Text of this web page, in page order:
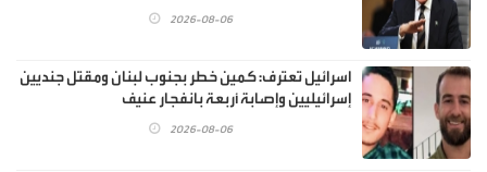
2026-08-06
اسرائيل تعترف: كمين خطر بجنوب لبنان ومقتل جنديين
إسرائيليين وإصابة أربعة بانفجار عنيف
2026-08-06